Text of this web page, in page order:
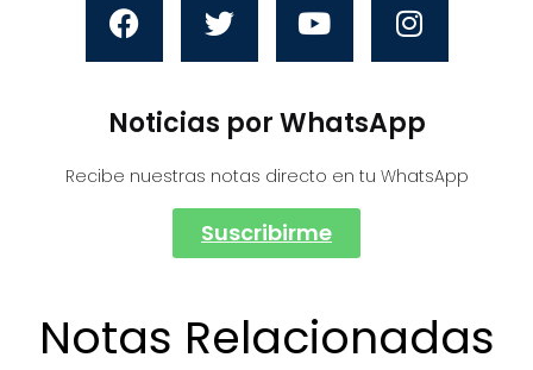
Noticias por WhatsApp
Recibe nuestras notas directo en tu WhatsApp
Suscribirme
Notas Relacionadas